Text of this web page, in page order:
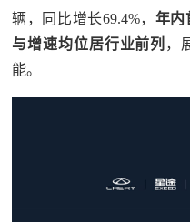
辆，同比增长69.4%， 年内
与增速均位居行业前列 ，
能。